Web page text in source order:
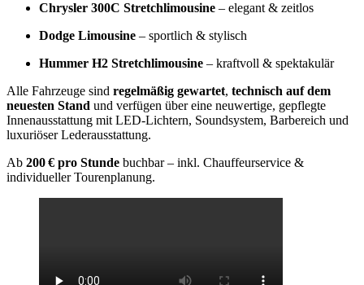
Chrysler 300C Stretchlimousine – elegant & zeitlos
Dodge Limousine – sportlich & stylisch
Hummer H2 Stretchlimousine – kraftvoll & spektakulär
Alle Fahrzeuge sind regelmäßig gewartet, technisch auf dem
neuesten Stand und verfügen über eine neuwertige, gepflegte
Innenausstattung mit LED-Lichtern, Soundsystem, Barbereich und
luxuriöser Lederausstattung.
Ab 200 € pro Stunde buchbar – inkl. Chauffeurservice &
individueller Tourenplanung.